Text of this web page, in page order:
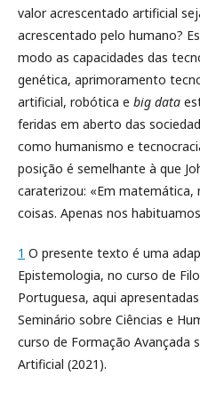
valor acrescentado artificial
acrescentado pelo humano?
modo as capacidades das
genética, aprimoramento
artificial, robótica e big data
feridas em aberto das
como humanismo e
posição é semelhante à que
caraterizou: «Em matemática,
coisas. Apenas nos
1 O presente texto é uma
Epistemologia, no curso de
Portuguesa, aqui
Seminário sobre Ciências e
curso de Formação Avançada
Artificial (2021).